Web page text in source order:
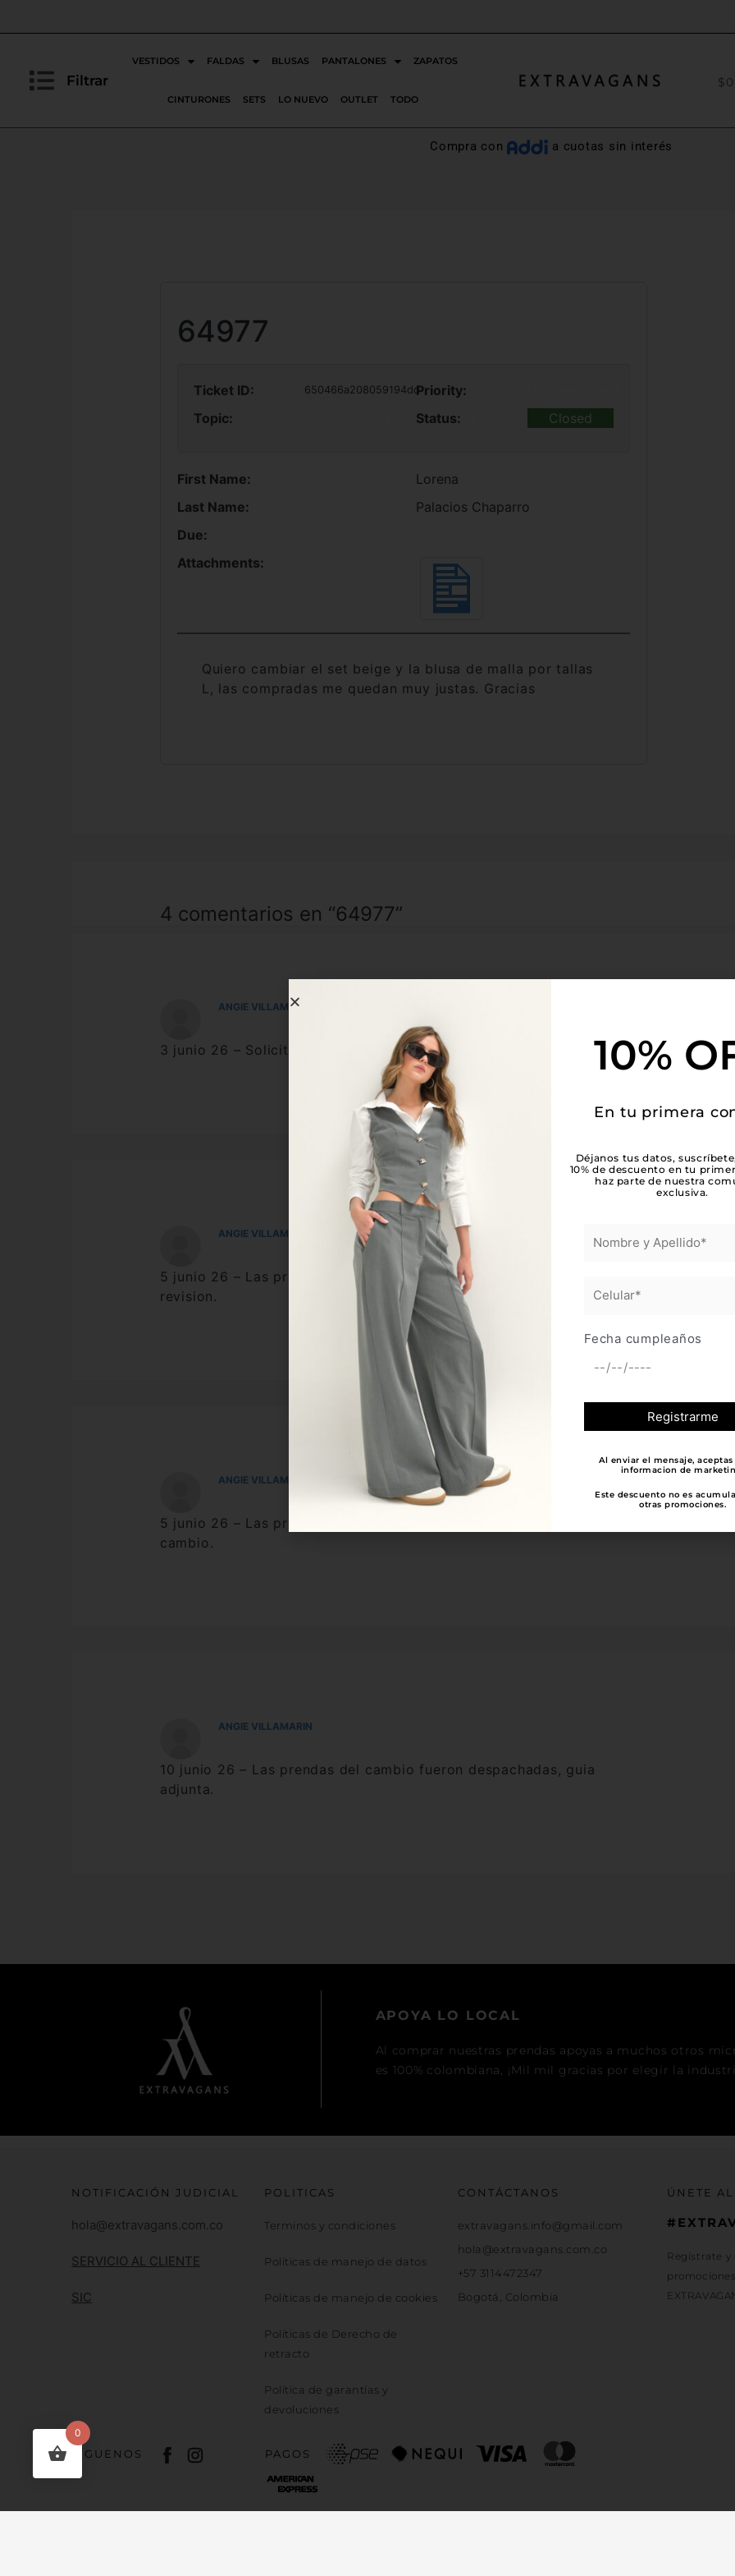
Filtrar
VESTIDOS FALDAS BLUSAS PANTALONES ZAPATOS
CINTURONES SETS LO NUEVO OUTLET TODO
$0
Compra con a cuotas sin interés
64977
Ticket ID: 650466a208059194ddPriority:
Topic:
-1 OR 2+112-112-1=0+0+0+1 --
Status: Closed
First Name:
Lorena
Last Name:
Palacios Chaparro
Due:
Attachments:
Quiero cambiar el set beige y la blusa de malla por tallas
L, las compradas me quedan muy justas. Gracias
4 comentarios en “64977”
ANGIE VILLAMARIN
3 junio 26 – Solicitud recibida.
ANGIE VILLAMARIN
5 junio 26 – Las prendas fueron recibidas y remitidas a calidad para la
revision.
ANGIE VILLAMARIN
5 junio 26 – Las prendas pasaron calidad y se puede realizar el
cambio.
ANGIE VILLAMARIN
10 junio 26 – Las prendas del cambio fueron despachadas, guia
adjunta.
APOYA LO LOCAL
Al comprar nuestras prendas apoyas a muchos otros
es 100% colombiana, ¡Mil mil gracias por elegir la
NOTIFICACIÓN JUDICIAL
hola@extravagans.com.co
SERVICIO AL CLIENTE
SIC
POLITICAS
Terminos y condiciones
Políticas de manejo de datos
Políticas de manejo de cookies
Políticas de Derecho de
retracto
Política de garantías y
devoluciones
CONTÁCTANOS
extravagans.info@gmail.com
hola@extravagans.com.co
+57 3114472347
Bogotá, Colombia
SÍGUENOS PAGOS
ÚNETE AL
Regístrate y
0
10%
En tu primera
Déjanos tus datos,
10% de descuento en tu
haz parte de nuestra
exclusiva.
Fecha cumpleaños
Al enviar el mensaje,
informacion de
Este descuento no es
otras promociones.